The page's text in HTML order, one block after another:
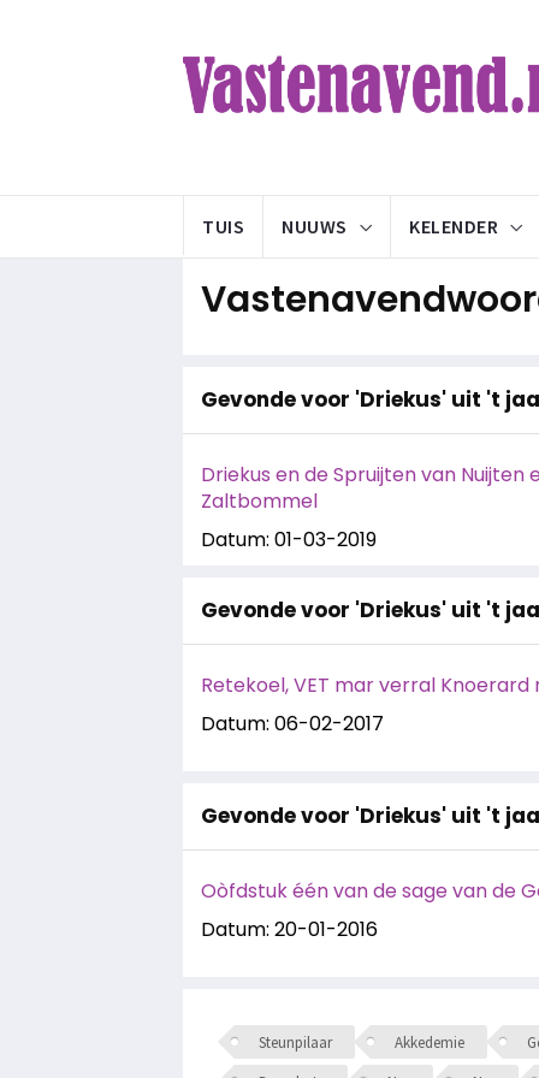
TUIS NUUWS KELENDER
Gevonde voor 'Driekus' uit 't
Driekus en de Spruijten van Nuijten
Zaltbommel
Datum: 01-03-2019
Gevonde voor 'Driekus' uit 't
Retekoel, VET mar verral
Datum: 06-02-2017
Gevonde voor 'Driekus' uit 't
Oòfdstuk één van de sage van de
Datum: 20-01-2016
Steunpilaar Akkedemie